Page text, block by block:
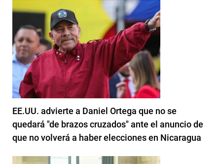
EE.UU. advierte a Daniel Ortega que no se
quedará "de brazos cruzados" ante el anuncio de
que no volverá a haber elecciones en Nicaragua